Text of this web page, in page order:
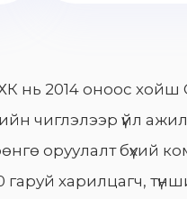
нь 2014 оноос хойш
чиглэлээр үйл
оруулалт бүхий
харилцагч,